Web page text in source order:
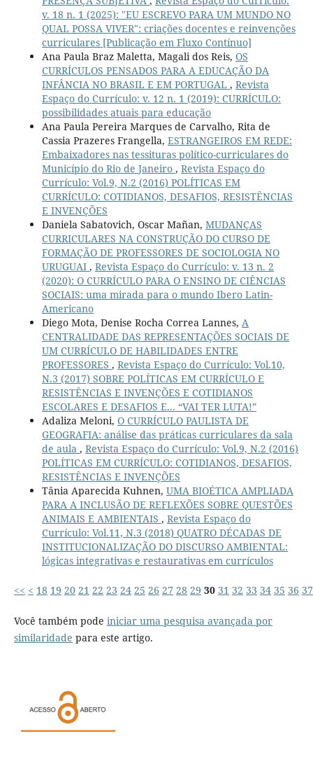
v. 18 n. 1 (2025): "EU ESCREVO PARA UM MUNDO NO
QUAL POSSA VIVER": criações docentes e reinvenções
curriculares [Publicação em Fluxo Contínuo]
Ana Paula Braz Maletta, Magali dos Reis, OS
CURRÍCULOS PENSADOS PARA A EDUCAÇÃO DA
INFÂNCIA NO BRASIL E EM PORTUGAL , Revista
Espaço do Currículo: v. 12 n. 1 (2019): CURRÍCULO:
possibilidades atuais para educação
Ana Paula Pereira Marques de Carvalho, Rita de
Cassia Prazeres Frangella, ESTRANGEIROS EM REDE:
Embaixadores nas tessituras político-curriculares do
Município do Rio de Janeiro , Revista Espaço do
Currículo: Vol.9, N.2 (2016) POLÍTICAS EM
CURRÍCULO: COTIDIANOS, DESAFIOS, RESISTÊNCIAS
E INVENÇÕES
Daniela Sabatovich, Oscar Mañan, MUDANÇAS
CURRICULARES NA CONSTRUÇÃO DO CURSO DE
FORMAÇÃO DE PROFESSORES DE SOCIOLOGIA NO
URUGUAI , Revista Espaço do Currículo: v. 13 n. 2
(2020): O CURRÍCULO PARA O ENSINO DE CIÊNCIAS
SOCIAIS: uma mirada para o mundo Ibero Latin-
Americano
Diego Mota, Denise Rocha Correa Lannes, A
CENTRALIDADE DAS REPRESENTAÇÕES SOCIAIS DE
UM CURRÍCULO DE HABILIDADES ENTRE
PROFESSORES , Revista Espaço do Currículo: Vol.10,
N.3 (2017) SOBRE POLÍTICAS EM CURRÍCULO E
RESISTÊNCIAS E INVENÇÕES E COTIDIANOS
ESCOLARES E DESAFIOS E... “VAI TER LUTA!”
Adaliza Meloni, O CURRÍCULO PAULISTA DE
GEOGRAFIA: análise das práticas curriculares da sala
de aula , Revista Espaço do Currículo: Vol.9, N.2 (2016)
POLÍTICAS EM CURRÍCULO: COTIDIANOS, DESAFIOS,
RESISTÊNCIAS E INVENÇÕES
Tânia Aparecida Kuhnen, UMA BIOÉTICA AMPLIADA
PARA A INCLUSÃO DE REFLEXÕES SOBRE QUESTÕES
ANIMAIS E AMBIENTAIS , Revista Espaço do
Currículo: Vol.11, N.3 (2018) QUATRO DÉCADAS DE
INSTITUCIONALIZAÇÃO DO DISCURSO AMBIENTAL:
lógicas integrativas e restaurativas em currículos
<< < 18 19 20 21 22 23 24 25 26 27 28 29 30 31 32 33 34 35 36 37
Você também pode iniciar uma pesquisa avançada por
similaridade para este artigo.